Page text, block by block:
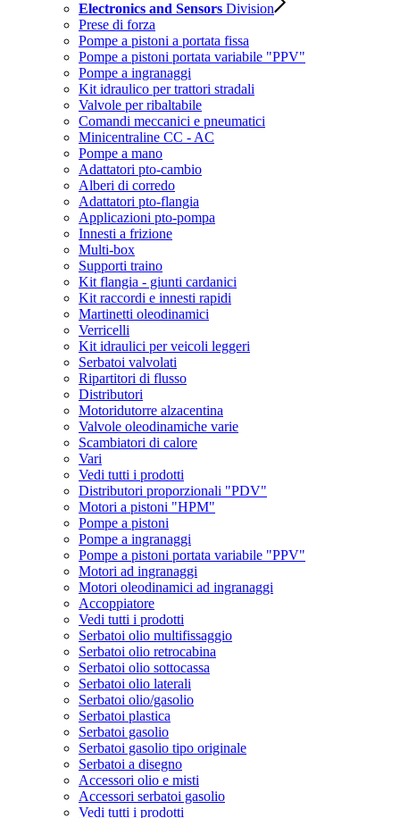
Electronics and Sensors Division
Prese di forza
Pompe a pistoni a portata fissa
Pompe a pistoni portata variabile "PPV"
Pompe a ingranaggi
Kit idraulico per trattori stradali
Valvole per ribaltabile
Comandi meccanici e pneumatici
Minicentraline CC - AC
Pompe a mano
Adattatori pto-cambio
Alberi di corredo
Adattatori pto-flangia
Applicazioni pto-pompa
Innesti a frizione
Multi-box
Supporti traino
Kit flangia - giunti cardanici
Kit raccordi e innesti rapidi
Martinetti oleodinamici
Verricelli
Kit idraulici per veicoli leggeri
Serbatoi valvolati
Ripartitori di flusso
Distributori
Motoridutorre alzacentina
Valvole oleodinamiche varie
Scambiatori di calore
Vari
Vedi tutti i prodotti
Distributori proporzionali "PDV"
Motori a pistoni "HPM"
Pompe a pistoni
Pompe a ingranaggi
Pompe a pistoni portata variabile "PPV"
Motori ad ingranaggi
Motori oleodinamici ad ingranaggi
Accoppiatore
Vedi tutti i prodotti
Serbatoi olio multifissaggio
Serbatoi olio retrocabina
Serbatoi olio sottocassa
Serbatoi olio laterali
Serbatoi olio/gasolio
Serbatoi plastica
Serbatoi gasolio
Serbatoi gasolio tipo originale
Serbatoi a disegno
Accessori olio e misti
Accessori serbatoi gasolio
Vedi tutti i prodotti